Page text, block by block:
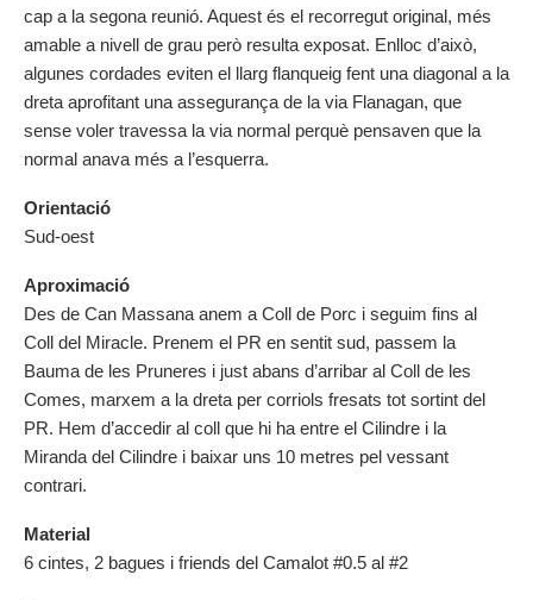
cap a la segona reunió. Aquest és el recorregut original, més
amable a nivell de grau però resulta exposat. Enlloc d’això,
algunes cordades eviten el llarg flanqueig fent una diagonal a la
dreta aprofitant una assegurança de la via Flanagan, que
sense voler travessa la via normal perquè pensaven que la
normal anava més a l’esquerra.
Orientació
Sud-oest
Aproximació
Des de Can Massana anem a Coll de Porc i seguim fins al
Coll del Miracle. Prenem el PR en sentit sud, passem la
Bauma de les Pruneres i just abans d’arribar al Coll de les
Comes, marxem a la dreta per corriols fresats tot sortint del
PR. Hem d’accedir al coll que hi ha entre el Cilindre i la
Miranda del Cilindre i baixar uns 10 metres pel vessant
contrari.
Material
6 cintes, 2 bagues i friends del Camalot #0.5 al #2